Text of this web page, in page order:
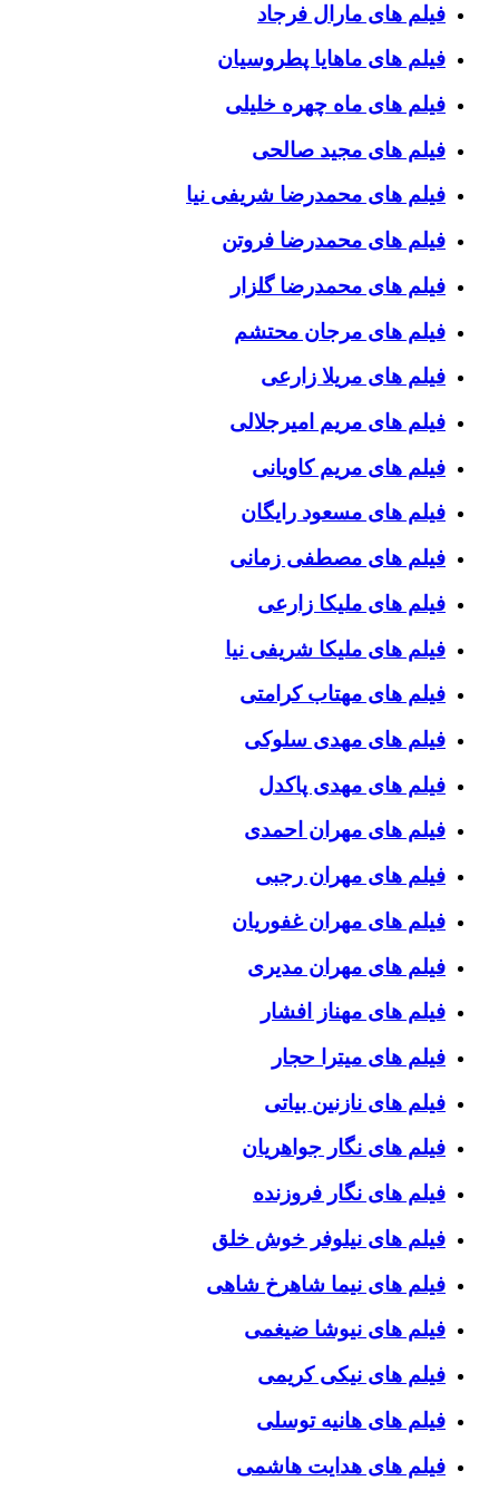
فیلم های مارال فرجاد
فیلم های ماهایا پطروسیان
فیلم های ماه چهره خلیلی
فیلم های مجید صالحی
فیلم های محمدرضا شریفی نیا
فیلم های محمدرضا فروتن
فیلم های محمدرضا گلزار
فیلم های مرجان محتشم
فیلم های مریلا زارعی
فیلم های مریم امیرجلالی
فیلم های مریم کاویانی
فیلم های مسعود رایگان
فیلم های مصطفی زمانی
فیلم های ملیکا زارعی
فیلم های ملیکا شریفی نیا
فیلم های مهتاب کرامتی
فیلم های مهدی سلوکی
فیلم های مهدی پاکدل
فیلم های مهران احمدی
فیلم های مهران رجبی
فیلم های مهران غفوریان
فیلم های مهران مدیری
فیلم های مهناز افشار
فیلم های میترا حجار
فیلم های نازنین بیاتی
فیلم های نگار جواهریان
فیلم های نگار فروزنده
فیلم های نیلوفر خوش خلق
فیلم های نیما شاهرخ شاهی
فیلم های نیوشا ضیغمی
فیلم های نیکی کریمی
فیلم های هانیه توسلی
فیلم های هدایت هاشمی